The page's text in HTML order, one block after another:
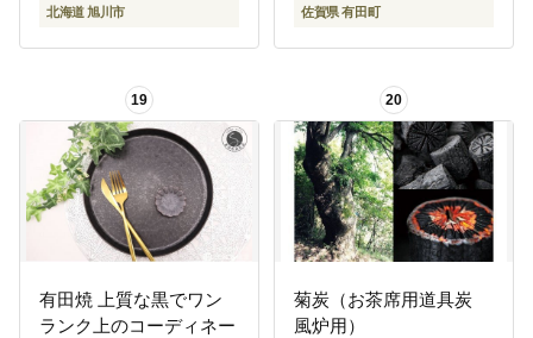
北海道 旭川市 佐賀県 有田町
19
有田焼 上質な黒でワン
ランク上のコーディネー
20
菊炭（お茶席用道具炭
風炉用）